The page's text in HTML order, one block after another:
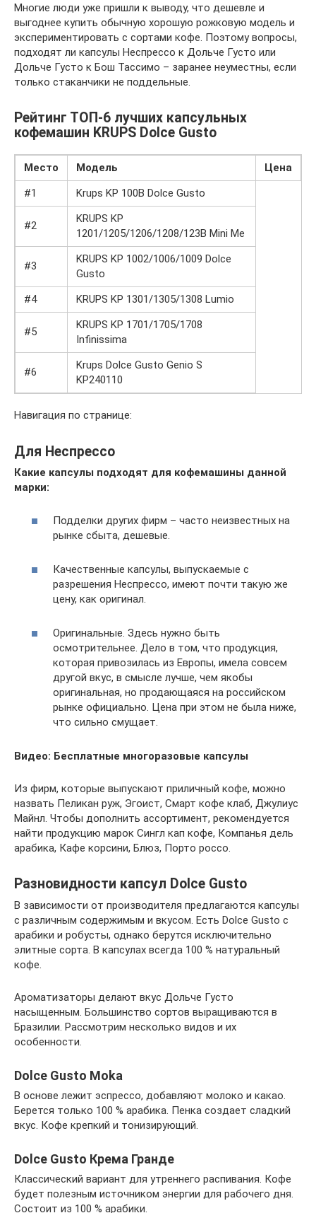
Многие люди уже пришли к выводу, что дешевле и
выгоднее купить обычную хорошую рожковую модель и
экспериментировать с сортами кофе. Поэтому вопросы,
подходят ли капсулы Неспрессо к Дольче Густо или
Дольче Густо к Бош Тассимо – заранее неуместны, если
только стаканчики не поддельные.
Рейтинг ТОП-6 лучших капсульных
кофемашин KRUPS Dolce Gusto
Место Модель
Цена
#1
Krups KP 100B Dolce Gusto
#2
KRUPS KP
1201/1205/1206/1208/123B Mini Me
#3
KRUPS KP 1002/1006/1009 Dolce
Gusto
#4
KRUPS KP 1301/1305/1308 Lumio
#5
KRUPS KP 1701/1705/1708
Infinissima
#6
Krups Dolce Gusto Genio S
KP240110
Навигация по странице:
Для Неспрессо
Какие капсулы подходят для кофемашины данной
марки:
Подделки других фирм – часто неизвестных на
рынке сбыта, дешевые.
Качественные капсулы, выпускаемые с
разрешения Неспрессо, имеют почти такую же
цену, как оригинал.
Оригинальные. Здесь нужно быть
осмотрительнее. Дело в том, что продукция,
которая привозилась из Европы, имела совсем
другой вкус, в смысле лучше, чем якобы
оригинальная, но продающаяся на российском
рынке официально. Цена при этом не была ниже,
что сильно смущает.
Видео: Бесплатные многоразовые капсулы
Из фирм, которые выпускают приличный кофе, можно
назвать Пеликан руж, Эгоист, Смарт кофе клаб, Джулиус
Майнл. Чтобы дополнить ассортимент, рекомендуется
найти продукцию марок Сингл кап кофе, Компанья дель
арабика, Кафе корсини, Блюз, Порто россо.
Разновидности капсул Dolce Gusto
В зависимости от производителя предлагаются капсулы
с различным содержимым и вкусом. Есть Dolce Gusto с
арабики и робусты, однако берутся исключительно
элитные сорта. В капсулах всегда 100 % натуральный
кофе.
Ароматизаторы делают вкус Дольче Густо
насыщенным. Большинство сортов выращиваются в
Бразилии. Рассмотрим несколько видов и их
особенности.
Dolce Gusto Moka
В основе лежит эспрессо, добавляют молоко и какао.
Берется только 100 % арабика. Пенка создает сладкий
вкус. Кофе крепкий и тонизирующий.
Dolce Gusto Крема Гранде
Классический вариант для утреннего распивания. Кофе
будет полезным источником энергии для рабочего дня.
Состоит из 100 % арабики.